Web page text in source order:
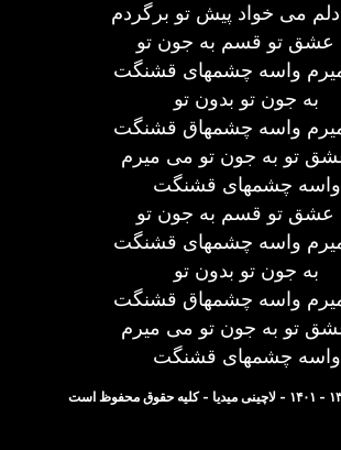
می خواد پیش تو برگردم
عشق تو قسم به جون تو
واسه چشمهای قشنگت
به جون تو بدون تو
واسه چشمهاق قشنگت
تو به جون تو می میرم
واسه چشمهای قشنگت
عشق تو قسم به جون تو
واسه چشمهای قشنگت
به جون تو بدون تو
واسه چشمهاق قشنگت
تو به جون تو می میرم
واسه چشمهای قشنگت